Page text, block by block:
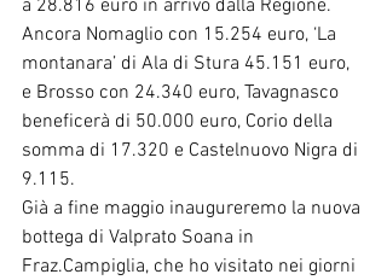
a 28.816 euro in arrivo dalla Regione.
Ancora Nomaglio con 15.254 euro, ‘La
montanara’ di Ala di Stura 45.151 euro,
e Brosso con 24.340 euro, Tavagnasco
beneficerà di 50.000 euro, Corio della
somma di 17.320 e Castelnuovo Nigra di
9.115.
Già a fine maggio inaugureremo la nuova
bottega di Valprato Soana in
Fraz.Campiglia, che ho visitato nei giorni